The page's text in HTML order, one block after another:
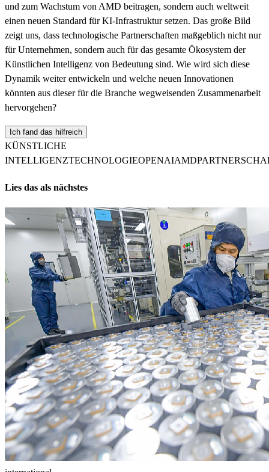
und zum Wachstum von AMD beitragen, sondern auch weltweit
einen neuen Standard für KI-Infrastruktur setzen. Das große Bild
zeigt uns, dass technologische Partnerschaften maßgeblich nicht nur
für Unternehmen, sondern auch für das gesamte Ökosystem der
Künstlichen Intelligenz von Bedeutung sind. Wie wird sich diese
Dynamik weiter entwickeln und welche neuen Innovationen
könnten aus dieser für die Branche wegweisenden Zusammenarbeit
hervorgehen?
Ich fand das hilfreich
KÜNSTLICHE
INTELLIGENZTECHNOLOGIEOPENAIAMD
Lies das als nächstes